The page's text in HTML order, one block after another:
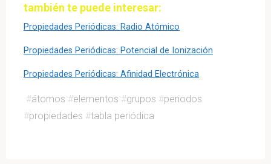
también te puede interesar:
Propiedades Periódicas: Radio Atómico
Propiedades Periódicas: Potencial de Ionización
Propiedades Periódicas: Afinidad Electrónica
#átomos #elementos #grupos #periodos
#propiedades #tabla periódica